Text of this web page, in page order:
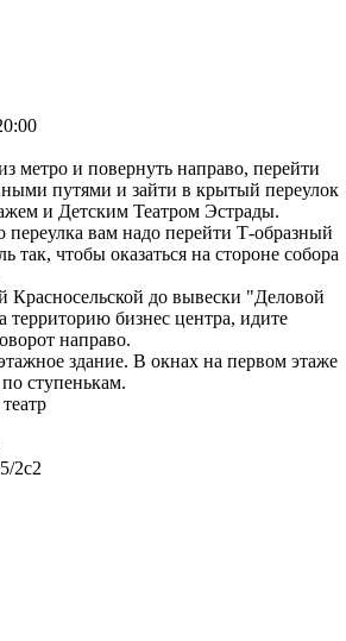
метро и повернуть направо, перейти
путями и зайти в крытый переулок
и Детским Театром Эстрады.
вам надо перейти Т-образный
так, чтобы оказаться на стороне собора
до вывески "Деловой
бизнес центра, идите
направо.
здание. В окнах на первом этаже
ступенькам.
2с2